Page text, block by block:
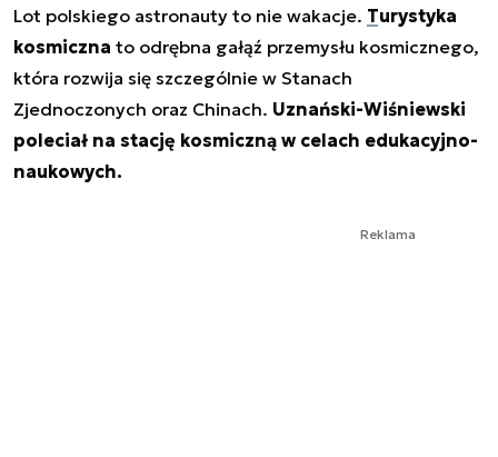
Lot polskiego astronauty to nie wakacje. Turystyka
kosmiczna to odrębna gałąź przemysłu kosmicznego,
która rozwija się szczególnie w Stanach
Zjednoczonych oraz Chinach. Uznański-Wiśniewski
poleciał na stację kosmiczną w celach edukacyjno-
naukowych.
Reklama